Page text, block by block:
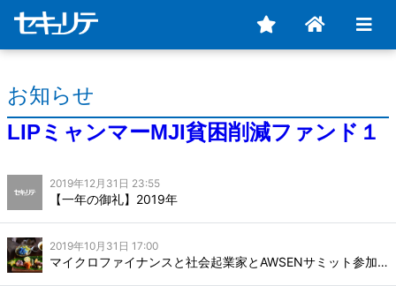
お知らせ
LIPミャンマーMJI貧困削減ファンド１
2019年12月31日 23:55
【一年の御礼】2019年
2019年10月31日 17:00
マイクロファイナンスと社会起業家とAWSENサミット参加記録（番外編）